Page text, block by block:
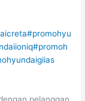
#promohyu
#promoh